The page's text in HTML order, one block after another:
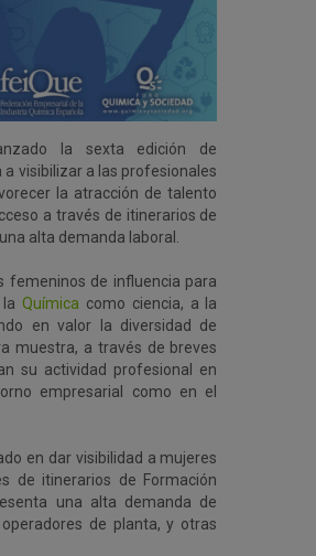
la sexta edición de
visibilizar a las profesionales
la atracción de talento
a través de itinerarios de
alta demanda laboral.
de influencia para
Química como ciencia, a la
en valor la diversidad de
muestra, a través de breves
su actividad profesional en
empresarial como en el
en dar visibilidad a mujeres
de itinerarios de Formación
una alta demanda de
de planta, y otras